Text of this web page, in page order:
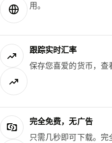
用。
跟踪实时汇率
保存您喜爱的货币，查
完全免费，无广告
只需几秒即可下载。完